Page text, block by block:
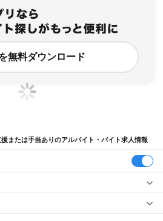
無料ダウンロード
または手当ありのアルバイト・バイト求人情報